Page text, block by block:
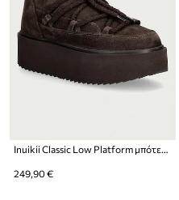
Inuikii Classic Low Platform μπότες χιονιού Γυναικείες σουέτ
249,90 €